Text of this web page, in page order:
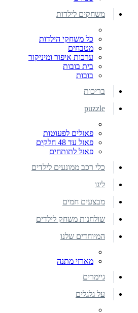
משחקים לילדות
כל משחקי הילדות
מטבחים
ערכות איפור ומיניקור
בית בובות
בובות
בריכות
puzzle
פאזלים לפעוטות
פאזל עד 48 חלקים
פאזל לתותחים
כלי רכב ממונעים לילדים
ליגו
מבצעים חמים
שולחנות משחק לילדים
המיוחדים שלנו
מארזי מתנה
גיימרים
על גלגלים